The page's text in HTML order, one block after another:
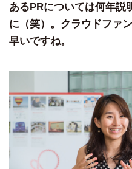
あるPRについては何年説
に（笑）。クラウドファ
早いですね。